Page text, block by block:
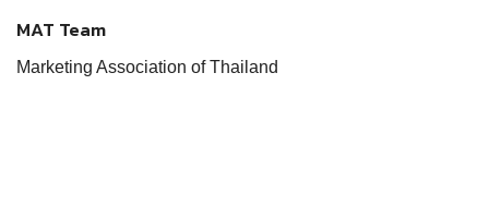
MAT Team
Marketing Association of Thailand